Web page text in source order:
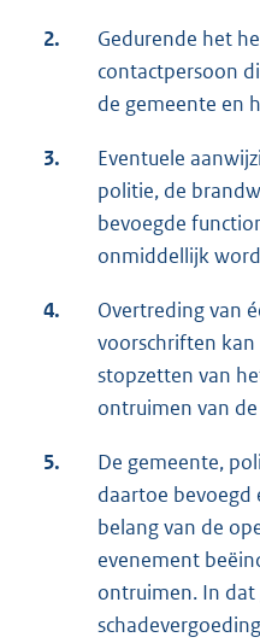
2.
Gedurende het
contactpersoon
de gemeente en
3.
Eventuele
politie, de
bevoegde
onmiddellijk
4.
Overtreding van
voorschriften
stopzetten van
ontruimen van
5.
De gemeente,
daartoe bevoegd
belang van de
evenement
ontruimen. In dat